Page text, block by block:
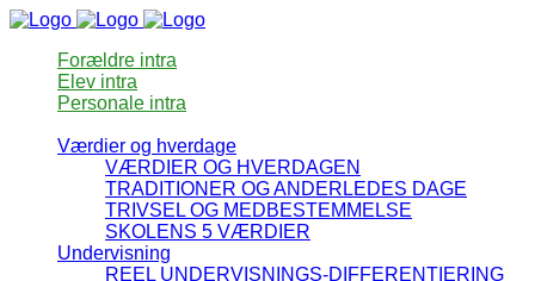
Forældre intra
Elev intra
Personale intra
Værdier og hverdage
VÆRDIER OG HVERDAGEN
TRADITIONER OG ANDERLEDES DAGE
TRIVSEL OG MEDBESTEMMELSE
SKOLENS 5 VÆRDIER
Undervisning
REEL UNDERVISNINGS-DIFFERENTIERING